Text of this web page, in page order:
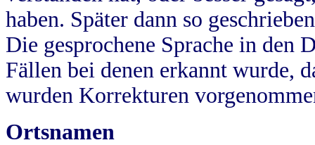
haben. Später dann so
Die gesprochene Sprache in
Fällen bei denen erkannt wurde,
wurden Korrekturen
Ortsnamen